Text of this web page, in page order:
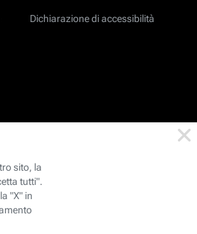
Dichiarazione di accessibilità